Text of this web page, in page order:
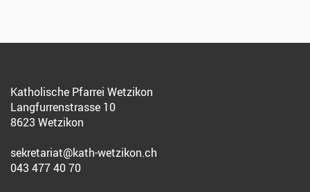
Katholische Pfarrei Wetzikon
Langfurrenstrasse 10
8623 Wetzikon
sekretariat@kath-wetzikon.ch
043 477 40 70